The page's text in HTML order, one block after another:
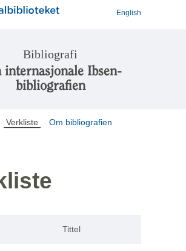
English
Bibliografi
internasjonale Ibsen-
bibliografien
Verkliste Om bibliografien
Tittel